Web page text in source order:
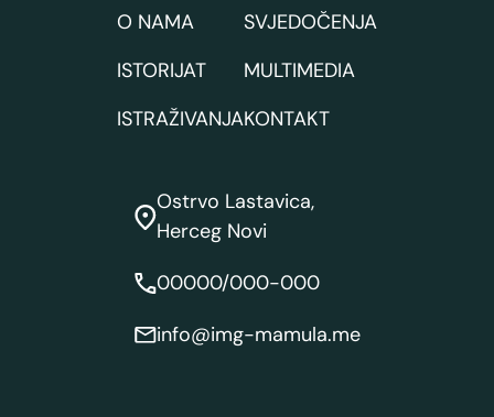
O NAMA
ISTORIJAT
ISTRAŽIVANJA
SVJEDOČENJA
MULTIMEDIA
KONTAKT
Ostrvo Lastavica,
Herceg Novi
00000/000-000
info@img-mamula.me